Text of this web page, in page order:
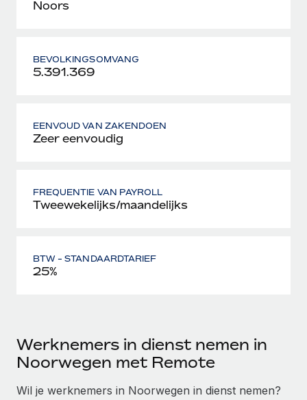
Noors
BEVOLKINGSOMVANG
5.391.369
EENVOUD VAN ZAKENDOEN
Zeer eenvoudig
FREQUENTIE VAN PAYROLL
Tweewekelijks/maandelijks
BTW - STANDAARDTARIEF
25%
Werknemers in dienst nemen in
Noorwegen met Remote
Wil je werknemers in Noorwegen in dienst nemen?